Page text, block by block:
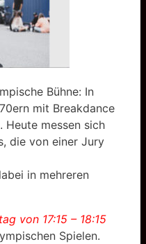
Bühne: In
mit Breakdance
Heute messen sich
die von einer Jury
in mehreren
von 17:15 – 18:15
Spielen.